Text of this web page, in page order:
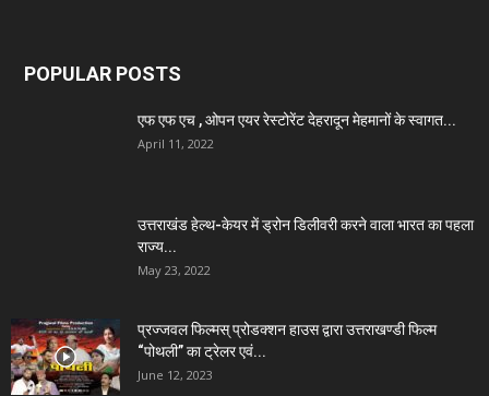
POPULAR POSTS
एफ एफ एच , ओपन एयर रेस्टोरेंट देहरादून मेहमानों के स्वागत...
April 11, 2022
उत्तराखंड हेल्थ-केयर में ड्रोन डिलीवरी करने वाला भारत का पहला
राज्य...
May 23, 2022
प्रज्जवल फिल्मस् प्रोडक्शन हाउस द्वारा उत्तराखण्डी फिल्म
“पोथली” का ट्रेलर एवं...
June 12, 2023